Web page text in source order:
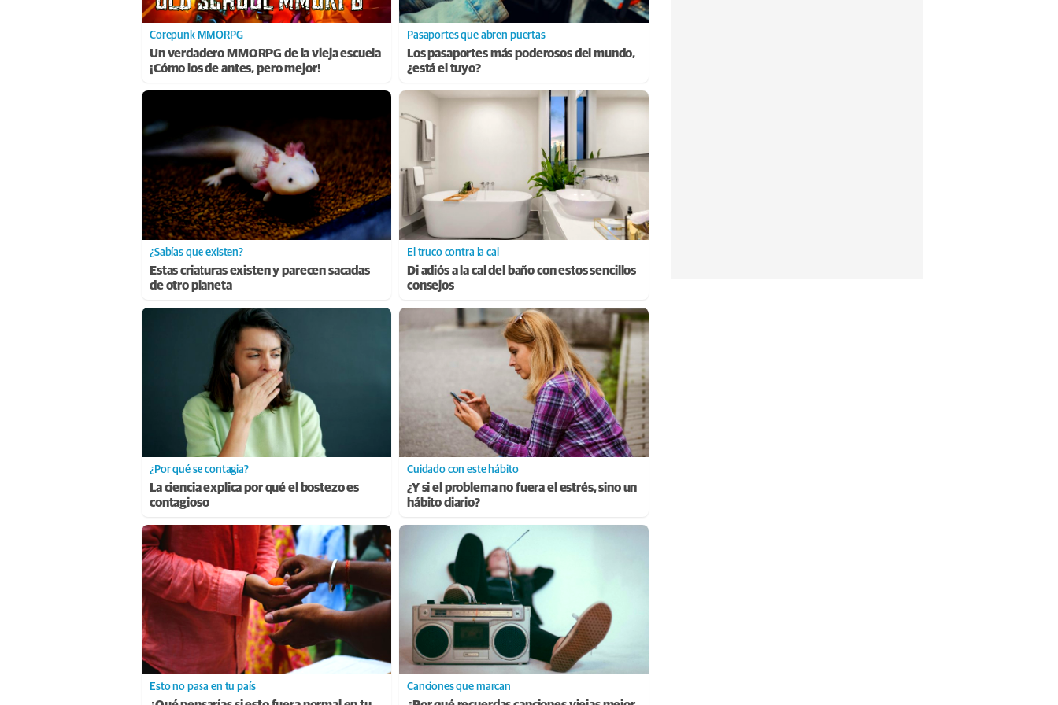
Corepunk MMORPG
Un verdadero MMORPG de la vieja escuela
¡Cómo los de antes, pero mejor!
Pasaportes que abren puertas
Los pasaportes más poderosos del mundo,
¿está el tuyo?
¿Sabías que existen?
Estas criaturas existen y parecen sacadas
de otro planeta
El truco contra la cal
Di adiós a la cal del baño con estos sencillos
consejos
¿Por qué se contagia?
La ciencia explica por qué el bostezo es
contagioso
Cuidado con este hábito
¿Y si el problema no fuera el estrés, sino un
hábito diario?
Esto no pasa en tu país Canciones que marcan